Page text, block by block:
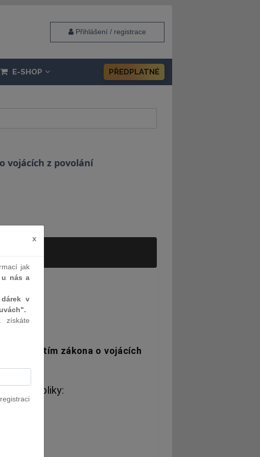
Přihlášení / registrace
E-SHOP PŘEDPLATNÉ
vojácích z povolání
s přijetím zákona o vojácích
republiky:
x
jak
u nás a
dárek v
získáte